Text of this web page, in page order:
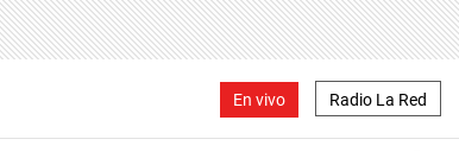
En vivo Radio La Red